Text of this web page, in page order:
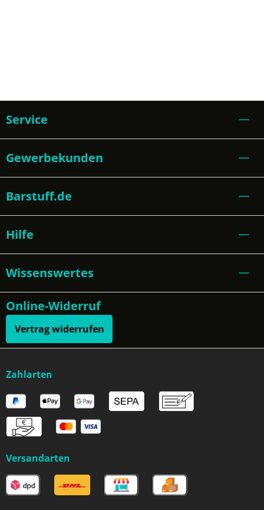
Service
Gewerbekunden
Barstuff.de
Hilfe
Wissenswertes
Online-Widerruf
Vertrag widerrufen
Zahlarten
Versandarten